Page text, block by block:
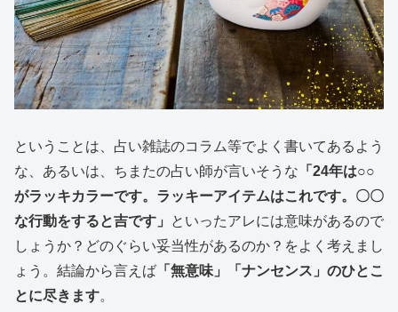
ということは、占い雑誌のコラム等でよく書いてあるよう
な、あるいは、ちまたの占い師が言いそうな 「24年は○○
がラッキカラーです。ラッキーアイテムはこれです。〇〇
な行動をすると吉です」
といったアレには意味があるので
しょうか？どのぐらい妥当性があるのか？をよく考えまし
ょう。結論から言えば 「無意味」「ナンセンス」のひとこ
とに尽きます。